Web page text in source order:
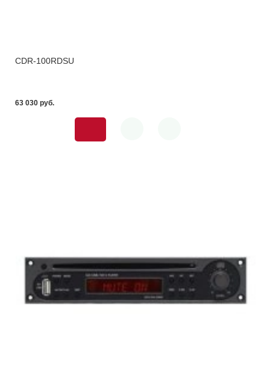
CDR-100RDSU
63 030 pуб.